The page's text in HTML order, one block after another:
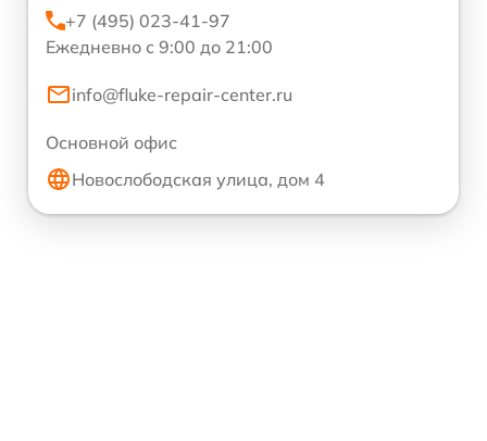
+7 (495) 023-41-97
Ежедневно с 9:00 до 21:00
info@fluke-repair-center.ru
Основной офис
Новослободская улица, дом 4